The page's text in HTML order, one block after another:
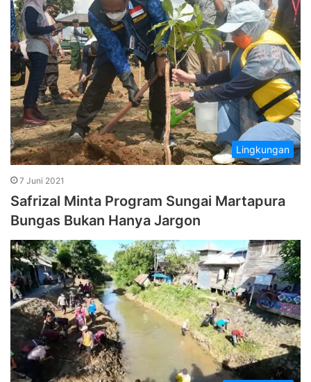
Lingkungan
7 Juni 2021
Safrizal Minta Program Sungai Martapura
Bungas Bukan Hanya Jargon